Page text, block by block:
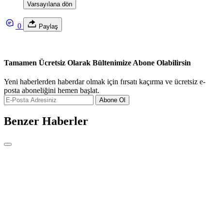
Varsayılana dön
0 Paylaş
Tamamen Ücretsiz Olarak Bültenimize Abone Olabilirsin
Yeni haberlerden haberdar olmak için fırsatı kaçırma ve ücretsiz e-
posta aboneliğini hemen başlat.
Abone Ol
Benzer Haberler